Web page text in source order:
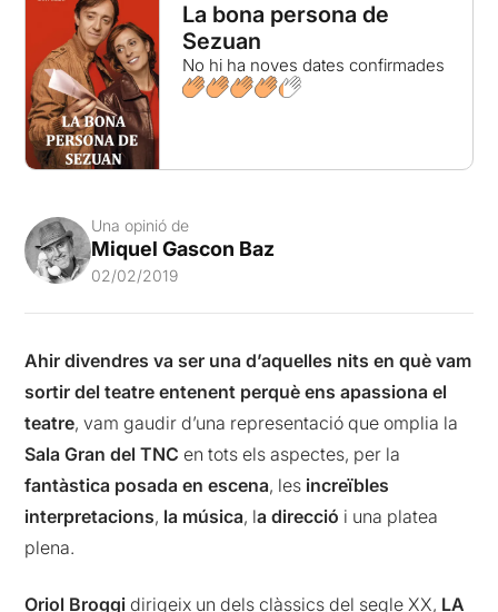
La bona persona de
Sezuan
No hi ha noves dates confirmades
Una opinió de
Miquel Gascon Baz
02/02/2019
Ahir divendres va ser una d’aquelles nits en què vam
sortir del teatre entenent perquè ens apassiona el
teatre, vam gaudir d’una representació que omplia la
Sala Gran del TNC en tots els aspectes, per la
fantàstica posada en escena, les increïbles
interpretacions, la música, la direcció i una platea
plena.
Oriol Broggi dirigeix un dels clàssics del segle XX, LA